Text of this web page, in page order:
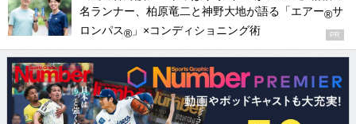
名ランナー、柏原竜二と神野大地が語る「エアー®サ
ロンパス® 」×コンディショニング術 PR